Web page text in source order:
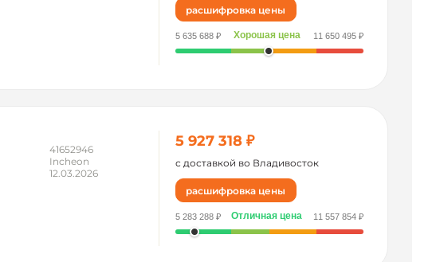
расшифровка цены
5 635 688 ₽ Хорошая цена 11 650 495 ₽
41652946
Incheon
12.03.2026
5 927 318 ₽
с доставкой во Владивосток
расшифровка цены
5 283 288 ₽ Отличная цена 11 557 854 ₽